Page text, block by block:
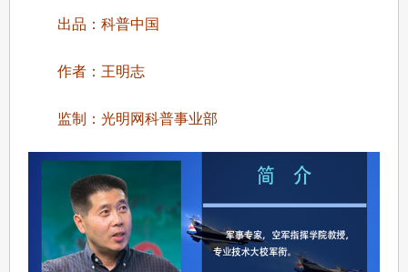
出品：科普中国
作者：王明志
监制：光明网科普事业部